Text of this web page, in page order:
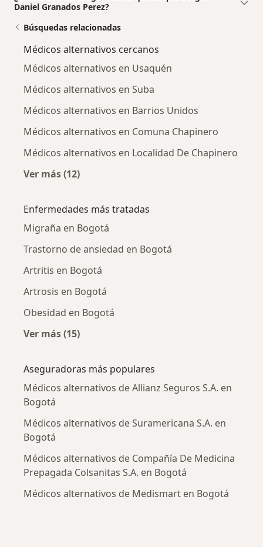
Daniel Granados Perez?
Búsquedas relacionadas
Médicos alternativos cercanos
Médicos alternativos en Usaquén
Médicos alternativos en Suba
Médicos alternativos en Barrios Unidos
Médicos alternativos en Comuna Chapinero
Médicos alternativos en Localidad De Chapinero
Ver más (12)
Enfermedades más tratadas
Migraña en Bogotá
Trastorno de ansiedad en Bogotá
Artritis en Bogotá
Artrosis en Bogotá
Obesidad en Bogotá
Ver más (15)
Aseguradoras más populares
Médicos alternativos de Allianz Seguros S.A. en
Bogotá
Médicos alternativos de Suramericana S.A. en
Bogotá
Médicos alternativos de Compañía De Medicina
Prepagada Colsanitas S.A. en Bogotá
Médicos alternativos de Medismart en Bogotá